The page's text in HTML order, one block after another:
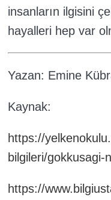
insanların ilgisini
hayalleri hep var
Yazan: Emine
Kaynak:
https://
bilgileri/gokkusagi-
https://